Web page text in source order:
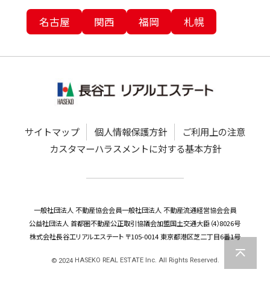
名古屋 関西 福岡 札幌
サイトマップ 個人情報保護方針
ご利用上の注意
カスタマーハラスメントに対する基本方針
一般社団法人 不動産協会会員一般社団法人 不動産流通経営協会会員
公益社団法人 首都圏不動産公正取引協議会加盟国土交通大臣（4）8026号
株式会社長谷工リアルエステート 〒105-0014 東京都港区芝二丁目6番1号
© 2024HASEKO REAL ESTATE Inc. All Rights Reserved.